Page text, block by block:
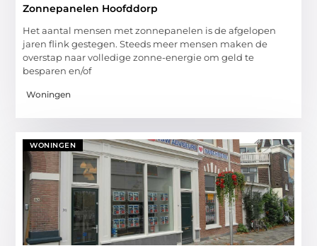
Zonnepanelen Hoofddorp
Het aantal mensen met zonnepanelen is de afgelopen
jaren flink gestegen. Steeds meer mensen maken de
overstap naar volledige zonne-energie om geld te
besparen en/of
Woningen
WONINGEN